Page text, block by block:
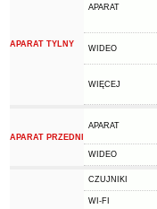
APARAT TYLNY
APARAT
WIDEO
WIĘCEJ
APARAT PRZEDNI
APARAT
WIDEO
CZUJNIKI
WI-FI